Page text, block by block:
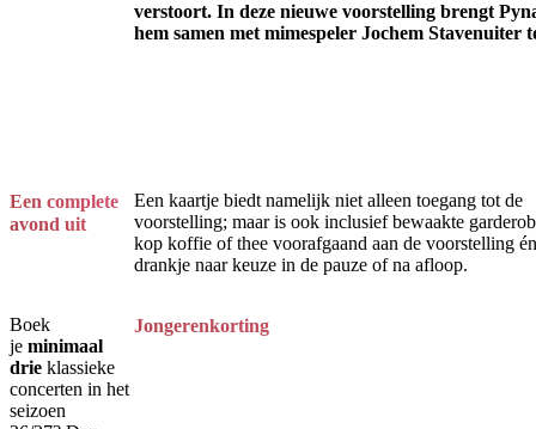
verstoort. In deze nieuwe voorstelling brengt
hem samen met mimespeler Jochem Stavenuiter
Een complete
avond uit
Een kaartje biedt namelijk niet alleen toegang tot de
voorstelling; maar is ook inclusief bewaakte
kop koffie of thee voorafgaand aan de voorstelling
drankje naar keuze in de pauze of na afloop.
Boek
je minimaal
drie klassieke
concerten in het
seizoen
Jongerenkorting